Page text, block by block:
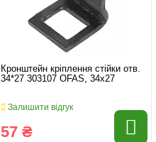
Кронштейн кріплення стійки отв.
34*27 303107 OFAS, 34x27
Залишити відгук
57 ₴